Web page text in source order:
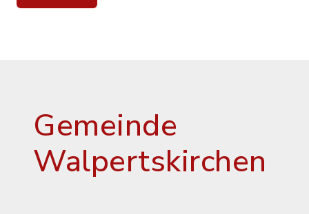
Gemeinde
Walpertskirchen